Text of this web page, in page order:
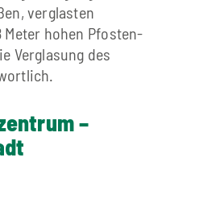
verglasten
hohen Pfosten-
Verglasung des
–